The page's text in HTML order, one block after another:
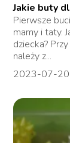
Jakie buty
Pierwsze
mamy i taty.
dziecka?
należy z...
2023-07-20